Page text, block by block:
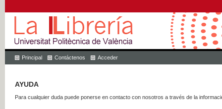
Principal Contáctenos Acceder
AYUDA
Para cualquier duda puede ponerse en contacto con nosotros a través de la